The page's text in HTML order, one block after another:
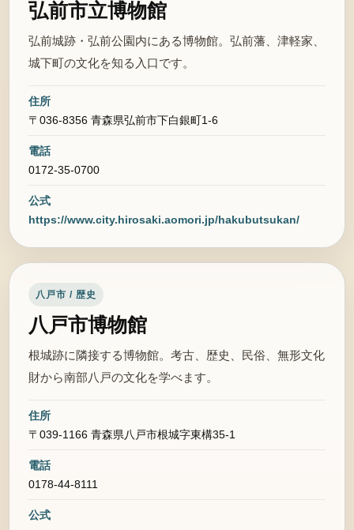
弘前市立博物館
弘前城跡・弘前公園内にある博物館。弘前藩、津軽家、
城下町の文化を知る入口です。
住所
〒036-8356 青森県弘前市下白銀町1-6
電話
0172-35-0700
公式
https://www.city.hirosaki.aomori.jp/hakubutsukan/
八戸市 / 歴史
八戸市博物館
根城跡に隣接する博物館。考古、歴史、民俗、無形文化
財から南部八戸の文化を学べます。
住所
〒039-1166 青森県八戸市根城字東構35-1
電話
0178-44-8111
公式